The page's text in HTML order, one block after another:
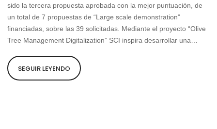
sido la tercera propuesta aprobada con la mejor puntuación, de
un total de 7 propuestas de “Large scale demonstration”
financiadas, sobre las 39 solicitadas. Mediante el proyecto “Olive
Tree Management Digitalization” SCI inspira desarrollar una…
SEGUIR LEYENDO